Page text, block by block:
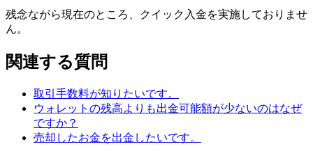
残念ながら現在のところ、クイック入金を実施しておりませ
ん。
関連する質問
取引手数料が知りたいです。
ウォレットの残高よりも出金可能額が少ないのはなぜ
ですか？
売却したお金を出金したいです。